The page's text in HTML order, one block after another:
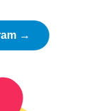
→